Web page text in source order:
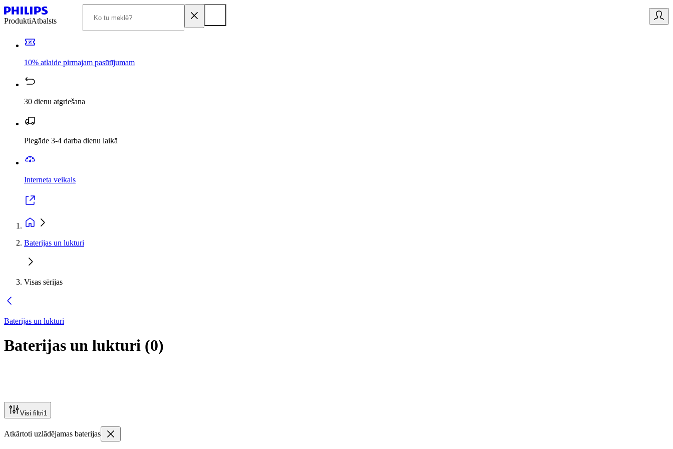
ProduktiAtbalsts
10% atlaide pirmajam pasūtījumam
30 dienu atgriešana
Piegāde 3-4 darba dienu laikā
Interneta veikals
Baterijas un lukturi
Visas sērijas
Baterijas un lukturi
Baterijas un lukturi (0)
Visi filtri1
Atkārtoti uzlādējamas baterijas